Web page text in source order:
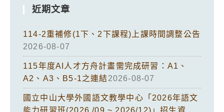
近期文章
114-2重補修(1下、2下課程)上課時間調整公告
2026-08-07
115年度AI人才方舟計畫需完成研習：A1、
A2、A3、B5-1之連結2026-08-07
國立中山大學外國語文教學中心「2026年語文
能力研習班(2026 /09 ~ 2026/12)」招生資